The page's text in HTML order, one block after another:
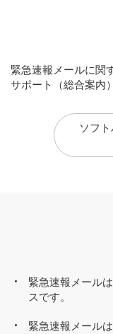
緊急速報メールに関
サポート（総合案内
ソフ
緊急速報メール
スです。
緊急速報メール